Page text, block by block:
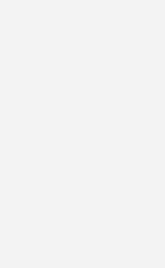
erreicht werden. Aber sind
so rasanten
Tugendhaftigkeit.
offiziell alles super
hinter dem Komma.
werden zum Teil gar nicht